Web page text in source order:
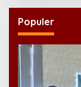
Populer